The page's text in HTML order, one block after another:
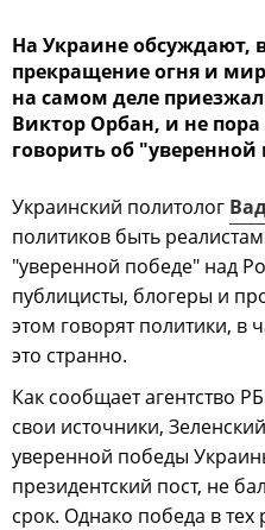
На Украине обсуждают,
прекращение огня и
на самом деле
Виктор Орбан, и не пора
говорить об
Украинский политолог
политиков быть
"уверенной победе" над
публицисты, блогеры и
этом говорят политики, в
это странно.
Как сообщает агентство
свои источники,
уверенной победы
президентский пост, не
срок. Однако победа в тех